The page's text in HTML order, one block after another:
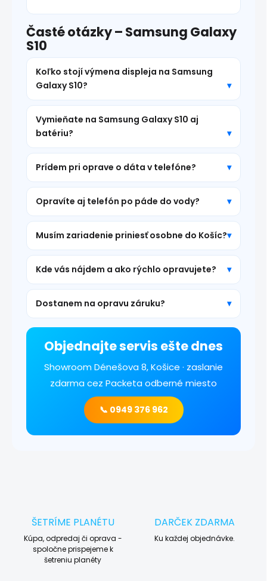
Časté otázky – Samsung Galaxy
S10
Koľko stojí výmena displeja na Samsung
Galaxy S10?
Vymieňate na Samsung Galaxy S10 aj
batériu?
Prídem pri oprave o dáta v telefóne?
Opravíte aj telefón po páde do vody?
Musím zariadenie priniesť osobne do Košíc?
Kde vás nájdem a ako rýchlo opravujete?
Dostanem na opravu záruku?
Objednajte servis ešte dnes
Showroom Dénešova 8, Košice · zaslanie
zdarma cez Packeta odberné miesto
📞 0949 376 962
ŠETRÍME PLANÉTU
Kúpa, odpredaj či oprava -
spoločne prispejeme k
šetreniu planéty
DARČEK ZDARMA
Ku každej objednávke.